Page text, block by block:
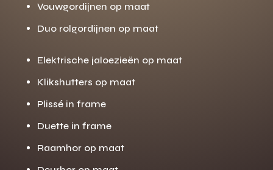
Vouwgordijnen op maat
Duo rolgordijnen op maat
Elektrische jaloezieën op maat
Klikshutters op maat
Plissé in frame
Duette in frame
Raamhor op maat